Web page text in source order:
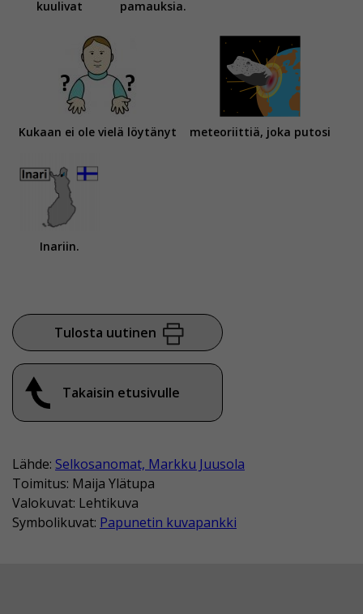
kuulivat pamauksia.
Kukaan ei ole vielä löytänyt meteoriittiä, joka putosi
Inariin.
Tulosta uutinen
Takaisin etusivulle
Lähde: Selkosanomat, Markku Juusola
Toimitus: Maija Ylätupa
Valokuvat: Lehtikuva
Symbolikuvat: Papunetin kuvapankki